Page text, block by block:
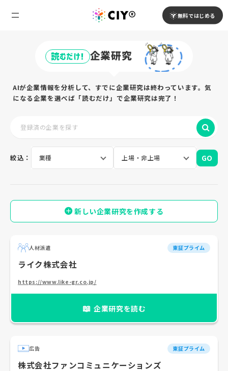
無料ではじめる
読むだけ! 企業研究
AIが企業情報を分析して、すでに企業研究は終わっています。気
になる企業を選べば「読むだけ」で企業研究は完了！
絞込： GO
新しい企業研究を作成する
人材派遣 東証プライム
ライク株式会社
https://www.like-gr.co.jp/
📖 企業研究を読む
広告 東証プライム
株式会社ファンコミュニケーションズ